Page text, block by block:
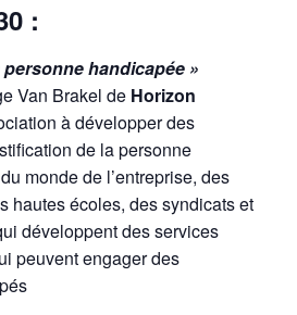
:
handicapée »
Van Brakel de Horizon
à développer des
de la personne
monde de l’entreprise, des
hautes écoles, des syndicats et
développent des services
peuvent engager des